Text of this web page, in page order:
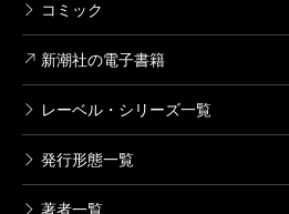
コミック
新潮社の電子書籍
レーベル・シリーズ一覧
発行形態一覧
著者一覧